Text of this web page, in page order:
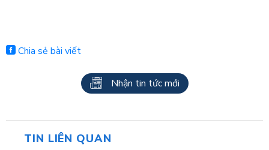
Chia sẻ bài viết
Nhận tin tức mới
TIN LIÊN QUAN